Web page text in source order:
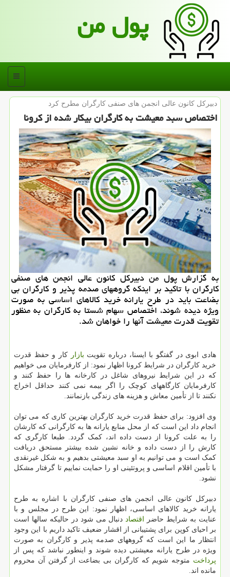
پول من
منو
دبیركل كانون عالی انجمن های صنفی كارگران مطرح كرد
اختصاص سبد معیشت به كارگران بیكار شده از كرونا
به گزارش پول من دبیركل كانون عالی انجمن های صنفی
كارگران با تاكید بر اینكه گروههای صدمه پذیر و كارگران بی
بضاعت باید در طرح یارانه خرید كالاهای اساسی به صورت
ویژه دیده شوند، اختصاص سهام شستا به كارگران به منظور
تقویت قدرت معیشت آنها را خواهان شد.
هادی ابوی در گفتگو با ایسنا، درباره تقویت بازار
کار و حفظ قدرت
خرید کارگران در شرایط کرونا اظهار نمود: از کارفرمایان می خواهیم
که در این شرایط نیروهای شاغل در کارخانه ها را حفظ کنند و
کارفرمایان کارگاههای کوچک را اگر بیمه نمی کنند حداقل اخراج
نکنند تا از تأمین معاش و هزینه های زندگی بازنمانند.
وی افزود: برای حفظ قدرت خرید کارگران بهترین کاری که می توان
انجام داد این است که از محل منابع یارانه ها به کارگرانی که کارشان
را به علت کرونا از دست داده اند، کمک گردد. طبعا کارگری که
کارش را از دست داده و خانه نشین شده بیشتر مستحق دریافت
کمک است و می توانیم به او سبد معیشتی بدهیم و به شکل غیرنقدی
با تأمین اقلام اساسی و پروتئینی او را حمایت نماییم تا گرفتار مشکل
نشود.
دبیرکل کانون عالی انجمن های صنفی کارگران با اشاره به طرح
یارانه خرید کالاهای اساسی، اظهار نمود: این طرح در مجلس و با
عنایت به شرایط حاضر اقتصاد دنبال می شود در حالیکه سالها است
بر احیای کوپن برای پشتیبانی از اقشار ضعیف تاکید داریم با این وجود
انتظار ما این است که گروههای صدمه پذیر و کارگران به صورت
ویژه در طرح یارانه معیشتی دیده شوند و اینطور نباشد که پس از
پرداخت متوجه شویم که کارگران بی بضاعت از گرفتن آن محروم
مانده اند.